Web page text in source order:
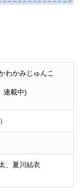
わかみじゅんこ
連載中)
、夏川結衣